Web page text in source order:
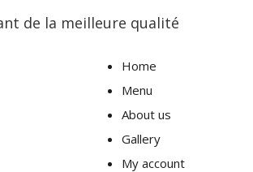
de la meilleure qualité
Home
Menu
About us
Gallery
My account